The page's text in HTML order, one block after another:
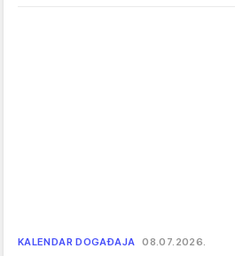
KALENDAR DOGAĐAJA 08.07.2026.